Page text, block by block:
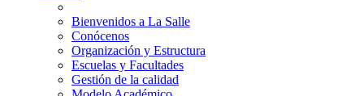
Bienvenidos a La Salle
Conócenos
Organización y Estructura
Escuelas y Facultades
Gestión de la calidad